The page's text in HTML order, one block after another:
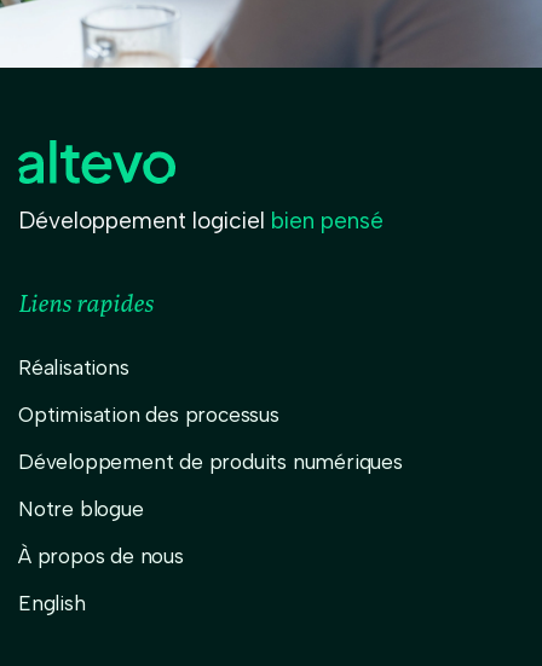
Développement logiciel bien pensé
Liens rapides
Réalisations
Optimisation des processus
Développement de produits numériques
Notre blogue
À propos de nous
English